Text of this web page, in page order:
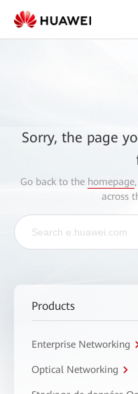
Sorry, the page
Go back to the homepage
across
Products
Enterprise Networking
Optical Networking